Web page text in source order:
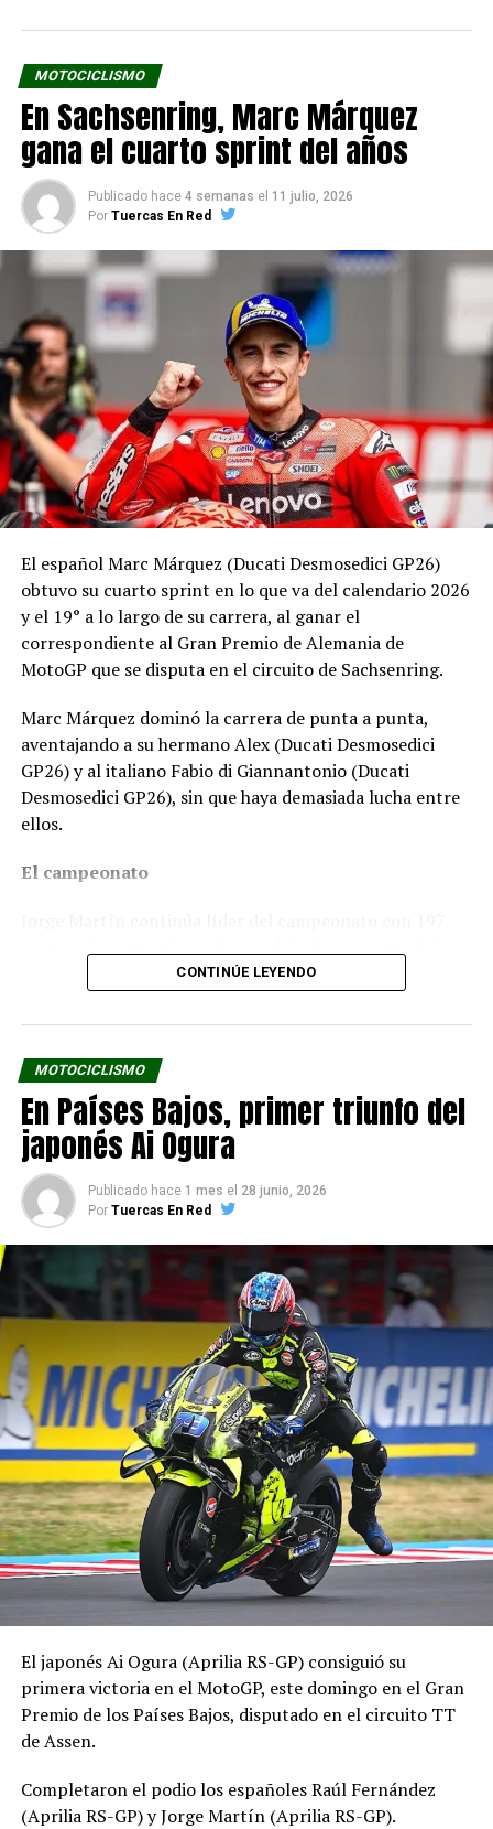
MOTOCICLISMO
En Sachsenring, Marc Márquez
gana el cuarto sprint del años
Publicado hace 4 semanas el 11 julio, 2026
Por Tuercas En Red
El español Marc Márquez (Ducati Desmosedici GP26)
obtuvo su cuarto sprint en lo que va del calendario 2026
y el 19° a lo largo de su carrera, al ganar el
correspondiente al Gran Premio de Alemania de
MotoGP que se disputa en el circuito de Sachsenring.
Marc Márquez dominó la carrera de punta a punta,
aventajando a su hermano Alex (Ducati Desmosedici
GP26) y al italiano Fabio di Giannantonio (Ducati
Desmosedici GP26), sin que haya demasiada lucha entre
ellos.
El campeonato
prueba, Fabio di Giannantonio (184), Ai Ogura (174), y
CONTINÚE LEYENDO
MOTOCICLISMO
En Países Bajos, primer triunfo del
japonés Ai Ogura
Publicado hace 1 mes el 28 junio, 2026
Por Tuercas En Red
El japonés Ai Ogura (Aprilia RS-GP) consiguió su
primera victoria en el MotoGP, este domingo en el Gran
Premio de los Países Bajos, disputado en el circuito TT
de Assen.
Completaron el podio los españoles Raúl Fernández
(Aprilia RS-GP) y Jorge Martín (Aprilia RS-GP).